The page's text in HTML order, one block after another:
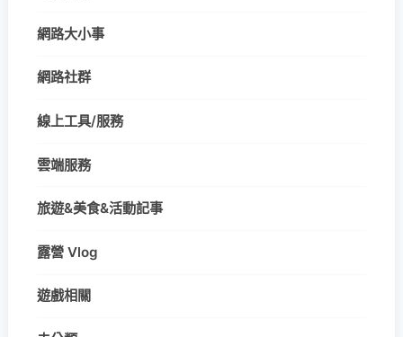
網路大小事
網路社群
線上工具/服務
雲端服務
旅遊&美食&活動記事
露營 Vlog
遊戲相關